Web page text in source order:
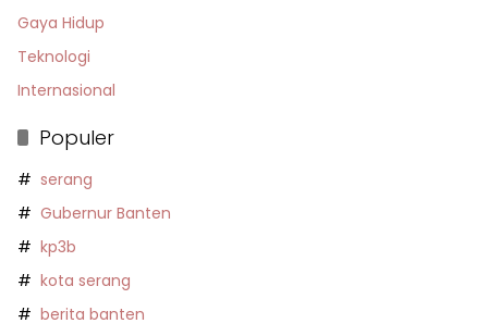
Gaya Hidup
Teknologi
Internasional
Populer
serang
Gubernur Banten
kp3b
kota serang
berita banten